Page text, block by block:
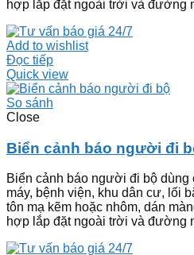
hợp lắp đặt ngoài trời và đường
Add to wishlist
Đọc tiếp
Quick view
So sánh
Close
Biển cảnh báo người đi
Biển cảnh báo người đi bộ
máy, bệnh viện, khu dân cư, lối
tôn mạ kẽm hoặc nhôm, dán
hợp lắp đặt ngoài trời và đường